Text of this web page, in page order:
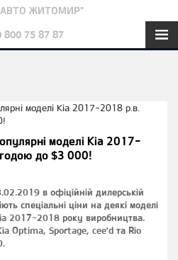
ЖИТОМИР"
800 75 87 87
моделі Kia 2017-
до $3 000!
в офіційній дилерській
спеціальні ціни на деякі моделі
2017-2018 року виробництва.
Optima, Sportage, cee'd та Rio